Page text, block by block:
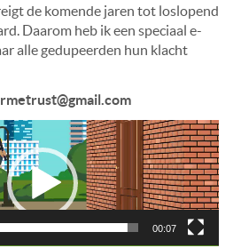
de komende jaren tot loslopend
Daarom heb ik een speciaal e-
alle gedupeerden hun klacht
00:07